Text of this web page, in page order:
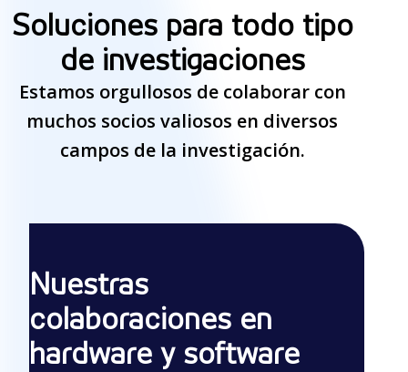
Soluciones para todo tipo
de investigaciones
Estamos orgullosos de colaborar con
muchos socios valiosos en diversos
campos de la investigación.
Nuestras
colaboraciones en
hardware y software